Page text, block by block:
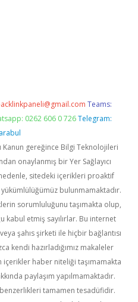
Teams:
0262 606 0 726 Telegram:
Kanun gereğince Bilgi Teknolojileri
onaylanmış bir Yer Sağlayıcı
sitedeki içerikleri proaktif
bulunmamaktadır.
sorumluluğunu taşımakta olup,
kabul etmiş sayılırlar. Bu internet
şahıs şirketi ile hiçbir bağlantısı
kendi hazırladığımız makaleler
içerikler haber niteliği taşımamakta
paylaşım yapılmamaktadır.
tamamen tesadüfidir.